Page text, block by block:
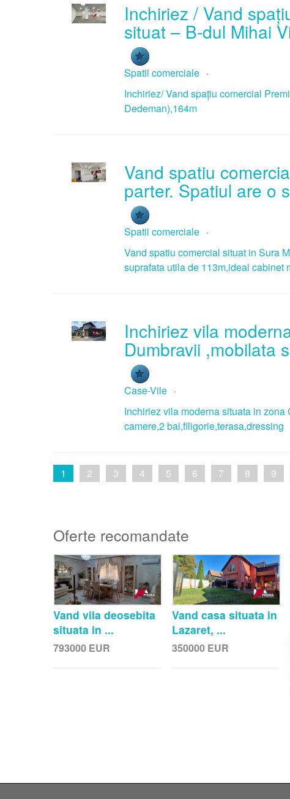
Inchiriez / Vand
situat – B-dul Mihai
Spatii comerciale
Inchiriez/ Vand spațiu comercial
Dedeman),164m
Vand spatiu
parter. Spatiul are o
Spatii comerciale
Vand spatiu comercial situat in Sura
suprafata utila de 113m,ideal cabinet
Inchiriez vila
Dumbravii ,mobilata
Case-Vile
Inchiriez vila moderna situata in
camere,2 bai,filigorie,terasa,dressing
1 2 3 4 5 6 7 8 9
Oferte recomandate
Vand vila deosebita
situata in ...
793000 EUR
Vand casa situata in
Lazaret, ...
350000 EUR